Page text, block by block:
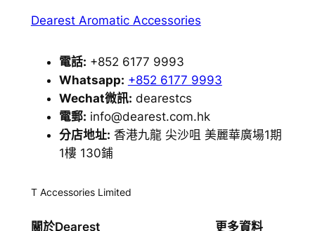
Dearest Aromatic Accessories
電話: +852 6177 9993
Whatsapp: +852 6177 9993
Wechat微訊: dearestcs
電郵: info@dearest.com.hk
分店地址: 香港九龍 尖沙咀 美麗華廣場1期
1樓 130鋪
T Accessories Limited
關於Dearest 更多資料